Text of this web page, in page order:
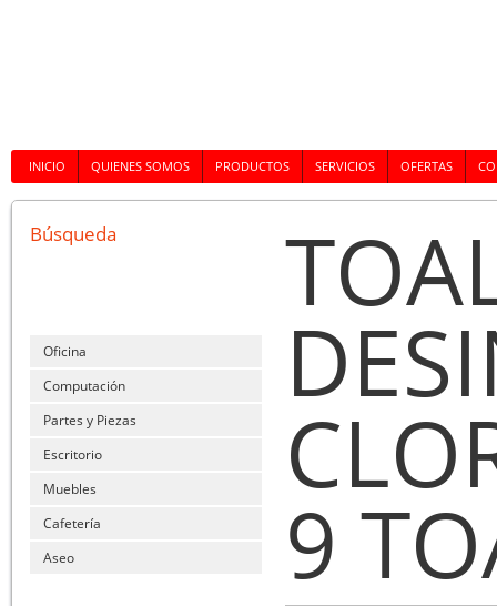
INICIO QUIENES SOMOS PRODUCTOS SERVICIOS OFERTAS
Búsqueda
Oficina
Computación
Partes y Piezas
Escritorio
Muebles
Cafetería
Aseo
9